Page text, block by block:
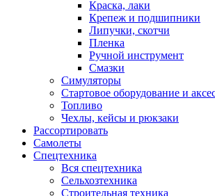
Краска, лаки
Крепеж и подшипники
Липучки, скотчи
Пленка
Ручной инструмент
Смазки
Симуляторы
Стартовое оборудование и
Топливо
Чехлы, кейсы и рюкзаки
Рассортировать
Самолеты
Спецтехника
Вся спецтехника
Сельхозтехника
Строительная техника